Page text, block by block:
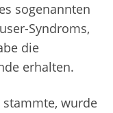
sogenannten
Syndroms,
die
erhalten.
stammte, wurde